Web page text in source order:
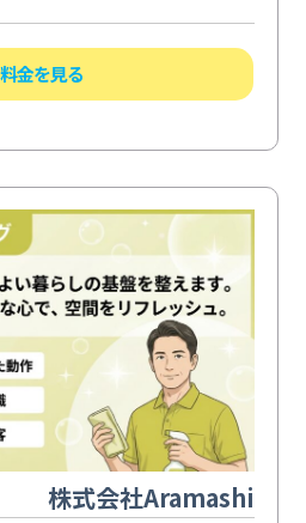
料金を見る
株式会社Aramashi